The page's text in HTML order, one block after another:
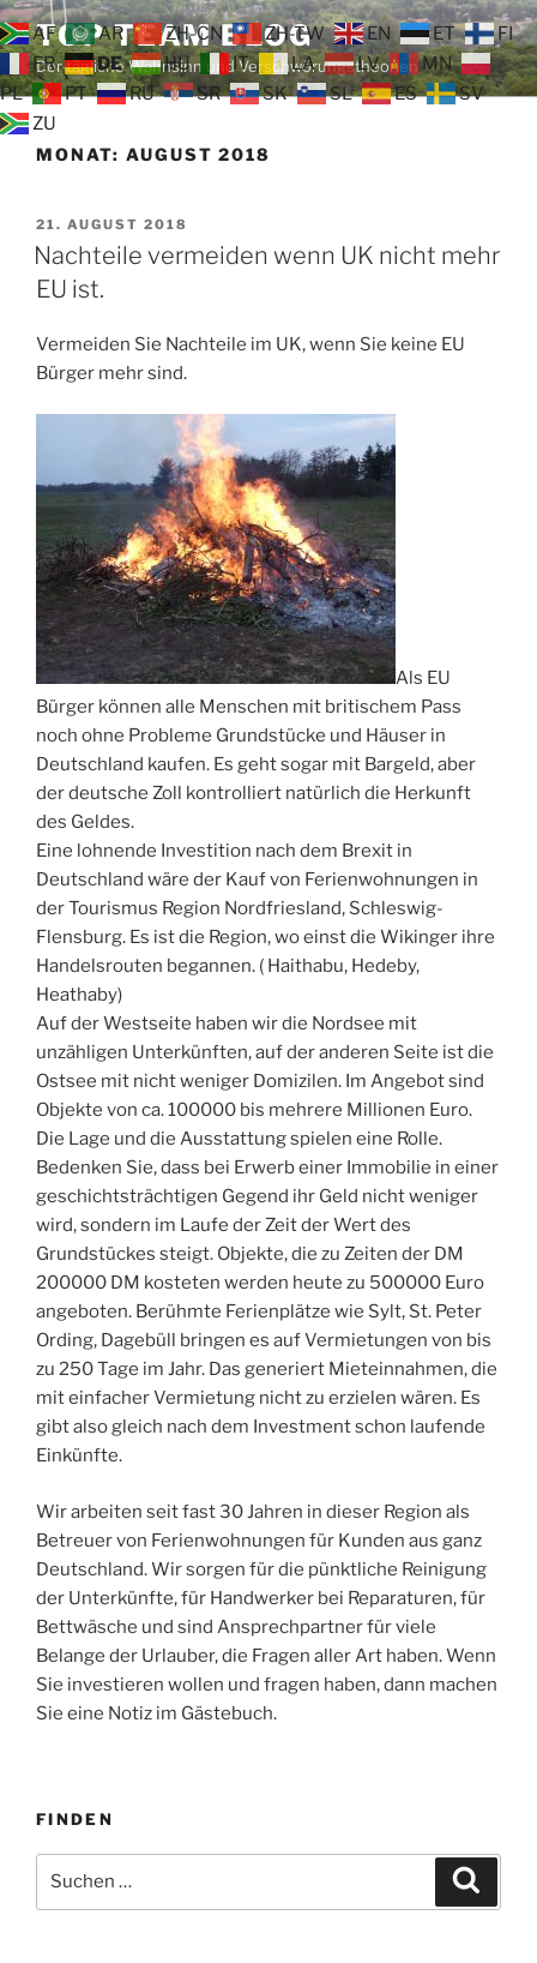
Zum
Inhalt
springen
TOP TEAM BLOG
Der tägliche Wahnsinn und Verschwörungstheorien
MONAT: AUGUST 2018
VERÖFFENTLICHT
AM
21. AUGUST 2018
Nachteile vermeiden wenn UK nicht mehr
EU ist.
Vermeiden Sie Nachteile im UK, wenn Sie keine EU
Bürger mehr sind.
Als EU
Bürger können alle Menschen mit britischem Pass
noch ohne Probleme Grundstücke und Häuser in
Deutschland kaufen. Es geht sogar mit Bargeld, aber
der deutsche Zoll kontrolliert natürlich die Herkunft
des Geldes.
Eine lohnende Investition nach dem Brexit in
Deutschland wäre der Kauf von Ferienwohnungen in
der Tourismus Region Nordfriesland, Schleswig-
Flensburg. Es ist die Region, wo einst die Wikinger ihre
Handelsrouten begannen. ( Haithabu, Hedeby,
Heathaby)
Auf der Westseite haben wir die Nordsee mit
unzähligen Unterkünften, auf der anderen Seite ist die
Ostsee mit nicht weniger Domizilen. Im Angebot sind
Objekte von ca. 100000 bis mehrere Millionen Euro.
Die Lage und die Ausstattung spielen eine Rolle.
Bedenken Sie, dass bei Erwerb einer Immobilie in einer
geschichtsträchtigen Gegend ihr Geld nicht weniger
wird, sondern im Laufe der Zeit der Wert des
Grundstückes steigt. Objekte, die zu Zeiten der DM
200000 DM kosteten werden heute zu 500000 Euro
angeboten. Berühmte Ferienplätze wie Sylt, St. Peter
Ording, Dagebüll bringen es auf Vermietungen von bis
zu 250 Tage im Jahr. Das generiert Mieteinnahmen, die
mit einfacher Vermietung nicht zu erzielen wären. Es
gibt also gleich nach dem Investment schon laufende
Einkünfte.
Wir arbeiten seit fast 30 Jahren in dieser Region als
Betreuer von Ferienwohnungen für Kunden aus ganz
Deutschland. Wir sorgen für die pünktliche Reinigung
der Unterkünfte, für Handwerker bei Reparaturen, für
Bettwäsche und sind Ansprechpartner für viele
Belange der Urlauber, die Fragen aller Art haben. Wenn
Sie investieren wollen und fragen haben, dann machen
Sie eine Notiz im Gästebuch.
FINDEN
nach:
AF AR ZH-CN ZH-TW EN ET
FI
FR
DE HU IT LA LV
MN
PL
PT RU SR SK SL ES
SV
ZU